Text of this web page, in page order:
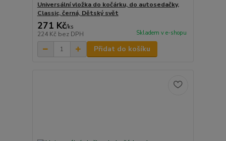
Universální vložka do kočárku, do autosedačky,
Classic, černá, Dětský svět
271 Kč/ks
224 Kč bez DPH Skladem v e-shopu
Přidat do košíku